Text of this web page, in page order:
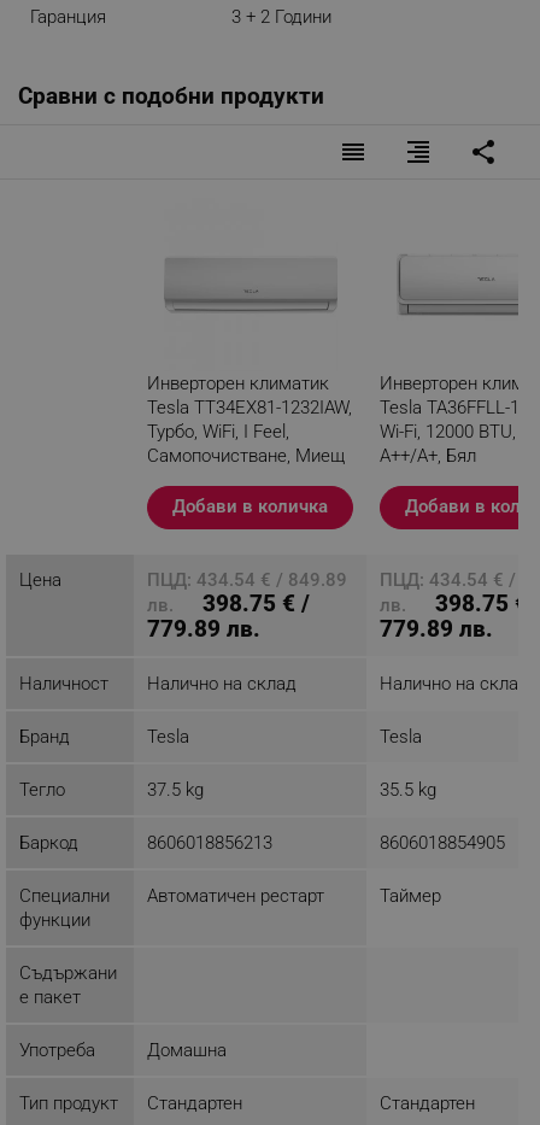
Хоризонтален поток на въздух
Можете да използвате функцията за
регулирате посоката на въздушния поток, ако
настрани.
Wi-Fi
Гаранция 3 + 2 Години
Сравни с подобни продукти
reorder format_align_right share
Инверторен климатик
Tesla TT34EX81-1232IAW,
Турбо, WiFi, I Feel,
Самопочистване, Миещ
Разглеждате този
продукт
Добави в количка
Инверторен
Tesla TA36FFLL-
Wi-Fi, 12000 BTU,
A++/A+, Бял
Добави в
Цена
ПЦД: 434.54 € / 849.89
лв.
398.75 € /
779.89 лв.
ПЦД: 434.54 € /
лв.
398.75 €
779.89 лв.
Наличност Налично на склад Налично на склад
Бранд Tesla Tesla
Тегло 37.5 kg 35.5 kg
Баркод 8606018856213 8606018854905
Специални
функции
Автоматичен рестарт Таймер
Съдържани
е пакет
Употреба Домашна
Тип продукт Стандартен Стандартен